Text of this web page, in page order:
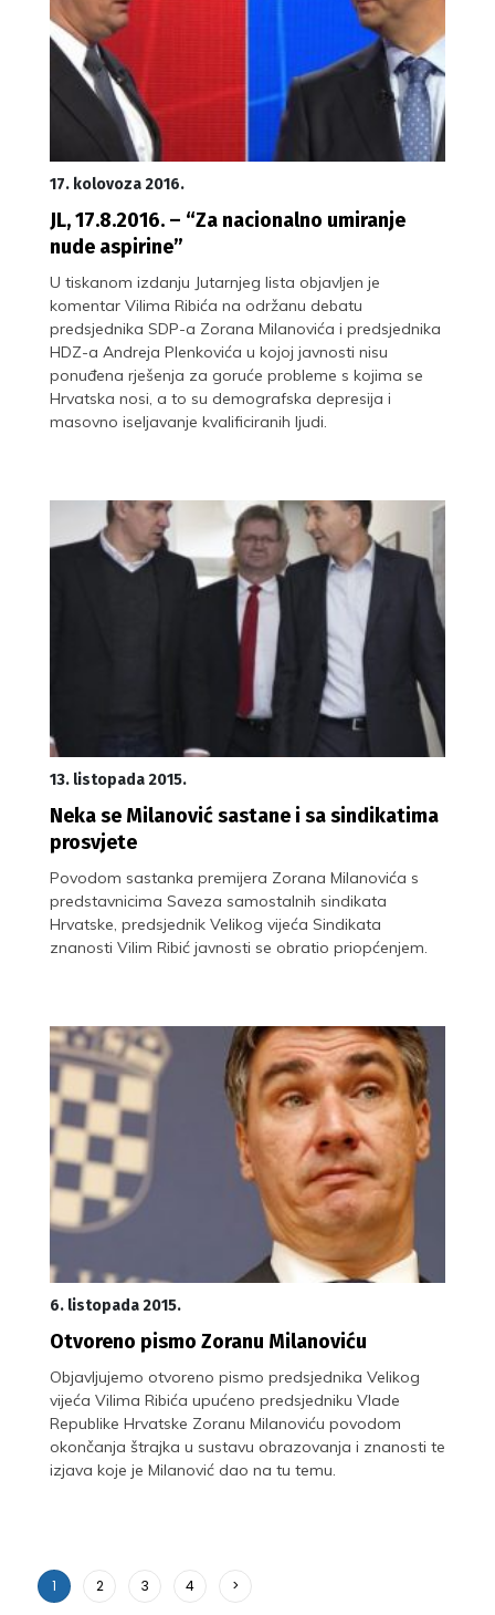
17. kolovoza 2016.
JL, 17.8.2016. – “Za nacionalno umiranje
nude aspirine”
U tiskanom izdanju Jutarnjeg lista objavljen je
komentar Vilima Ribića na održanu debatu
predsjednika SDP-a Zorana Milanovića i predsjednika
HDZ-a Andreja Plenkovića u kojoj javnosti nisu
ponuđena rješenja za goruće probleme s kojima se
Hrvatska nosi, a to su demografska depresija i
masovno iseljavanje kvalificiranih ljudi.
13. listopada 2015.
Neka se Milanović sastane i sa sindikatima
prosvjete
Povodom sastanka premijera Zorana Milanovića s
predstavnicima Saveza samostalnih sindikata
Hrvatske, predsjednik Velikog vijeća Sindikata
znanosti Vilim Ribić javnosti se obratio priopćenjem.
6. listopada 2015.
Otvoreno pismo Zoranu Milanoviću
Objavljujemo otvoreno pismo predsjednika Velikog
vijeća Vilima Ribića upućeno predsjedniku Vlade
Republike Hrvatske Zoranu Milanoviću povodom
okončanja štrajka u sustavu obrazovanja i znanosti te
izjava koje je Milanović dao na tu temu.
1 2 3 4 >